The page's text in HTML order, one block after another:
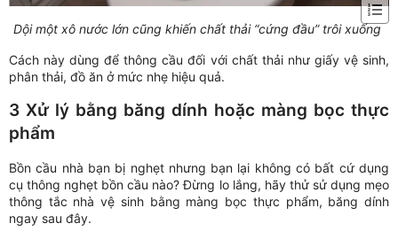
Dội một xô nước lớn cũng khiến chất thải “cứng đầu” trôi xuống
Cách này dùng để thông cầu đối với chất thải như giấy vệ sinh,
phân thải, đồ ăn ở mức nhẹ hiệu quả.
3 Xử lý bằng băng dính hoặc màng bọc thực
phẩm
Bồn cầu nhà bạn bị nghẹt nhưng bạn lại không có bất cứ dụng
cụ thông nghẹt bồn cầu nào? Đừng lo lắng, hãy thử sử dụng mẹo
thông tắc nhà vệ sinh bằng màng bọc thực phẩm, băng dính
ngay sau đây.